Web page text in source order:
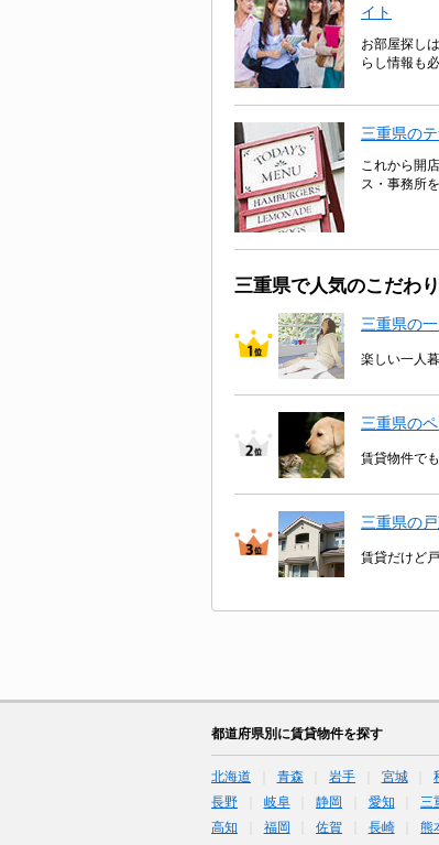
イト
お部屋探し
らし情報も
三重県の
これから開
ス・事務所
三重県で人気のこだわ
三重県の
楽しい一人
三重県の
賃貸物件で
三重県の
賃貸だけど
都道府県別に賃貸物件を探す
北海道 青森 岩手 宮城
長野
岐阜 静岡 愛知 三
高知
福岡 佐賀 長崎 熊